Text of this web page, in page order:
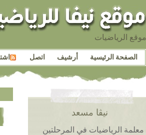
موقع الرياضيات
الصفحة الرئيسية أرشيف اتصل
نيڤا مسعد
معلمة الرياضيات في المرحلتين